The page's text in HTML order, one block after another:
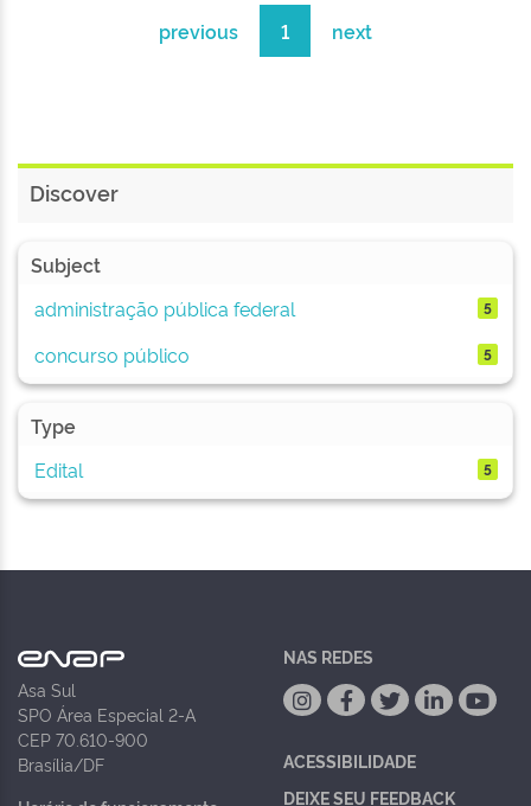
previous 1 next
Discover
Subject
administração pública federal
5
concurso público 5
Type
Edital
5
Asa Sul
SPO Área Especial 2-A
CEP 70.610-900
Brasília/DF
NAS REDES
ACESSIBILIDADE
DEIXE SEU FEEDBACK